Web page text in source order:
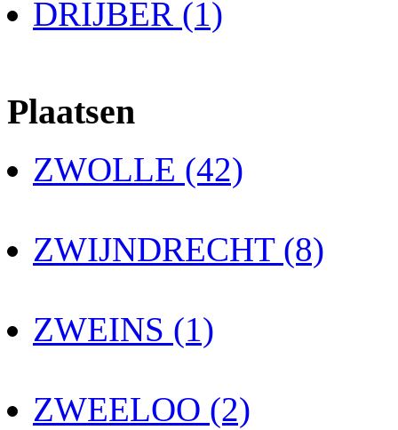
DRIJBER (1)
Plaatsen
ZWOLLE (42)
ZWIJNDRECHT (8)
ZWEINS (1)
ZWEELOO (2)